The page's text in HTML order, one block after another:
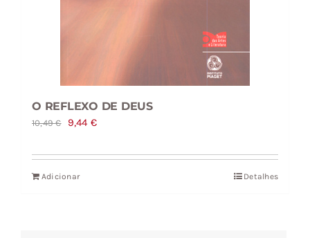
O REFLEXO DE DEUS
10,49€
O
original
era:
9,44 €O
atual
Adicionar Detalhes